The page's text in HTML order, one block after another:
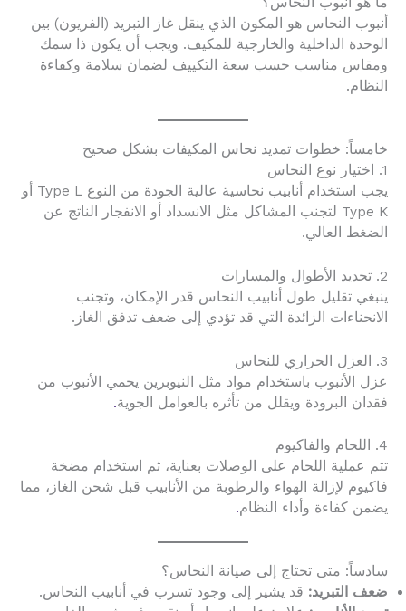
أنبوب النحاس هو المكون الذي ينقل غاز التبريد (الفريون) بين
الوحدة الداخلية والخارجية للمكيف. ويجب أن يكون ذا سمك
ومقاس مناسب حسب سعة التكييف لضمان سلامة وكفاءة
النظام.
خامساً: خطوات تمديد نحاس المكيفات بشكل صحيح
1. اختيار نوع النحاس
يجب استخدام أنابيب نحاسية عالية الجودة من النوع Type L أو
Type K لتجنب المشاكل مثل الانسداد أو الانفجار الناتج عن
الضغط العالي.
2. تحديد الأطوال والمسارات
ينبغي تقليل طول أنابيب النحاس قدر الإمكان، وتجنب
الانحناءات الزائدة التي قد تؤدي إلى ضعف تدفق الغاز.
3. العزل الحراري للنحاس
عزل الأنبوب باستخدام مواد مثل النيوبرين يحمي الأنبوب من
فقدان البرودة ويقلل من تأثره بالعوامل الجوية.
4. اللحام والفاكيوم
تتم عملية اللحام على الوصلات بعناية، ثم استخدام مضخة
فاكيوم لإزالة الهواء والرطوبة من الأنابيب قبل شحن الغاز، مما
يضمن كفاءة وأداء النظام.
سادساً: متى تحتاج إلى صيانة النحاس؟
ضعف التبريد: قد يشير إلى وجود تسرب في أنابيب النحاس.